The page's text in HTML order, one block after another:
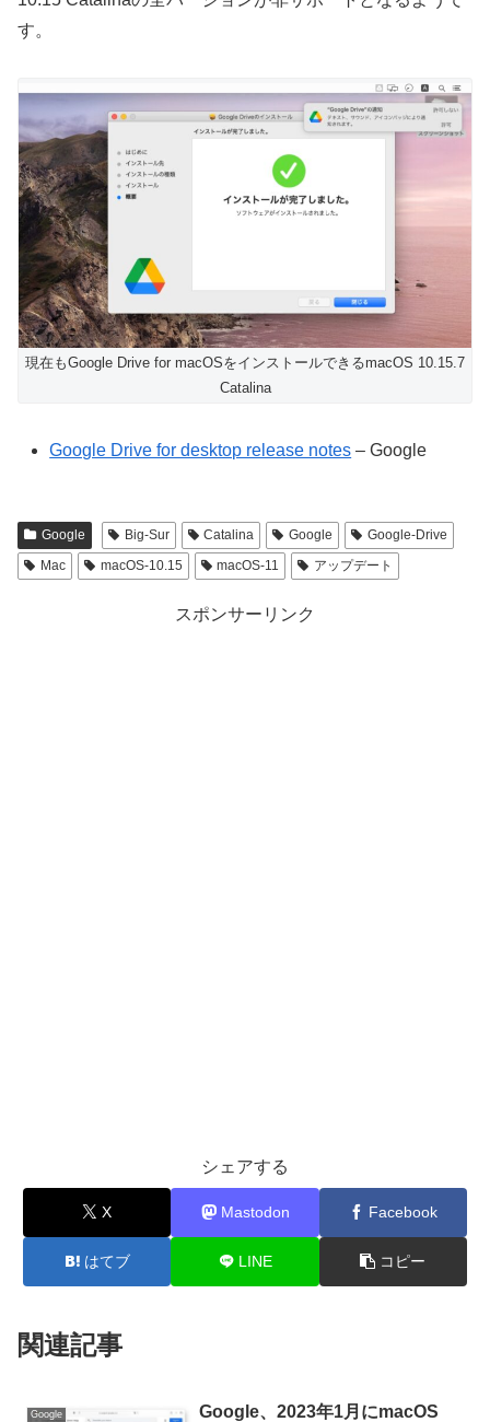
す。
現在もGoogle Drive for macOSをインストールできるmacOS 10.15.7
Catalina
Google Drive for desktop release notes – Google
Google Big-Sur Catalina Google
Google-Drive
Mac
macOS-10.15 macOS-11 アップデート
スポンサーリンク
シェアする
X Mastodon Facebook
はてブ LINE コピー
関連記事
Google
Google、2023年1月にmacOS